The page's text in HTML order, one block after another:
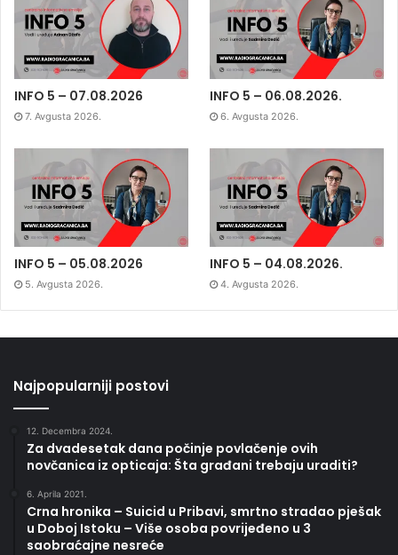
INFO 5 – 07.08.2026
7. Avgusta 2026.
INFO 5 – 06.08.2026.
6. Avgusta 2026.
INFO 5 – 05.08.2026
5. Avgusta 2026.
INFO 5 – 04.08.2026.
4. Avgusta 2026.
Najpopularniji postovi
12. Decembra 2024.
Za dvadesetak dana počinje povlačenje ovih
novčanica iz opticaja: Šta građani trebaju uraditi?
6. Aprila 2021.
Crna hronika – Suicid u Pribavi, smrtno stradao pješak
u Doboj Istoku – Više osoba povrijeđeno u 3
saobraćajne nesreće